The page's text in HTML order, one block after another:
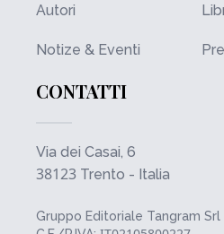
Autori
Notize & Eventi
CONTATTI
Via dei Casai, 6
38123 Trento - Italia
Gruppo Editoriale Tangram Srl